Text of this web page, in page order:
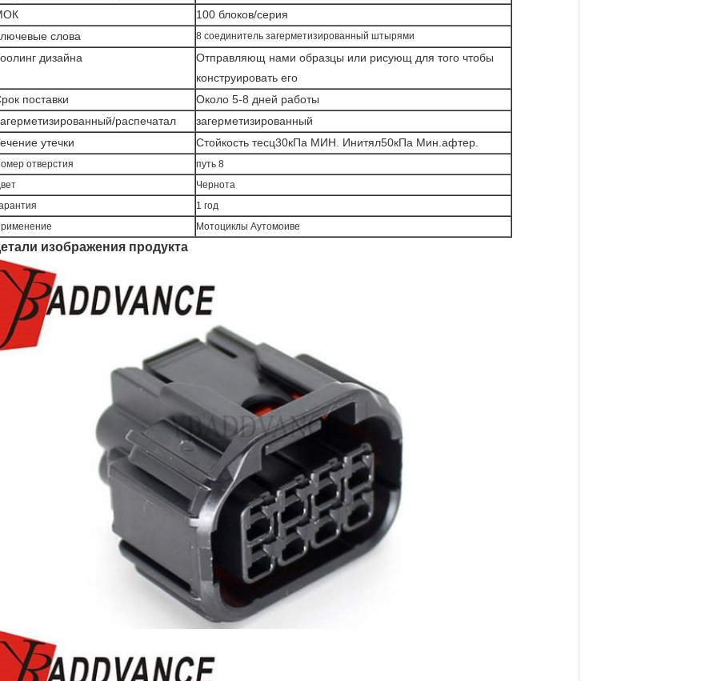
100 блоков/серия
слова
8 соединитель загерметизированный штырями
дизайна
Отправляющ нами образцы или рисующ для того чтобы
конструировать его
поставки
Около 5-8 дней работы
распечатал
загерметизированный
утечки
Стойкость тесц30кПа МИН. Инитял50кПа Мин.афтер.
отверстия
путь 8
Чернота
1 год
Мотоциклы Аутомоиве
изображения продукта